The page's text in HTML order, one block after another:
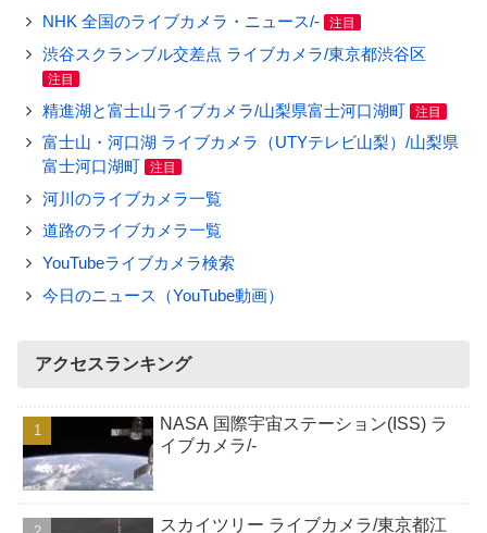
NHK 全国のライブカメラ・ニュース/- 注目
渋谷スクランブル交差点 ライブカメラ/東京都渋谷区
注目
精進湖と富士山ライブカメラ/山梨県富士河口湖町 注目
富士山・河口湖 ライブカメラ（UTYテレビ山梨）/山梨県
富士河口湖町
注目
河川のライブカメラ一覧
道路のライブカメラ一覧
YouTubeライブカメラ検索
今日のニュース（YouTube動画）
アクセスランキング
NASA 国際宇宙ステーション(ISS) ラ
イブカメラ/-
スカイツリー ライブカメラ/東京都江